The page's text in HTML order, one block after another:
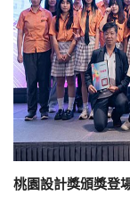
桃園設計獎頒獎登